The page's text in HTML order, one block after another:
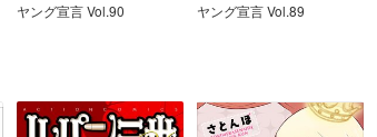
ヤング宣言 Vol.90 ヤング宣言 Vol.89